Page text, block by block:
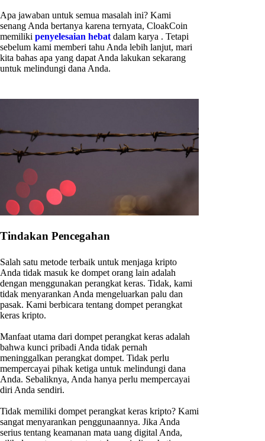
Apa jawaban untuk semua masalah ini? Kami
senang Anda bertanya karena ternyata, CloakCoin
memiliki penyelesaian hebatdalam karya . Tetapi
sebelum kami memberi tahu Anda lebih lanjut, mari
kita bahas apa yang dapat Anda lakukan sekarang
untuk melindungi dana Anda.
Tindakan Pencegahan
Salah satu metode terbaik untuk menjaga kripto
Anda tidak masuk ke dompet orang lain adalah
dengan menggunakan perangkat keras. Tidak, kami
tidak menyarankan Anda mengeluarkan palu dan
pasak. Kami berbicara tentang dompet perangkat
keras kripto.
Manfaat utama dari dompet perangkat keras adalah
bahwa kunci pribadi Anda tidak pernah
meninggalkan perangkat dompet. Tidak perlu
mempercayai pihak ketiga untuk melindungi dana
Anda. Sebaliknya, Anda hanya perlu mempercayai
diri Anda sendiri.
Tidak memiliki dompet perangkat keras kripto? Kami
sangat menyarankan penggunaannya. Jika Anda
serius tentang keamanan mata uang digital Anda,